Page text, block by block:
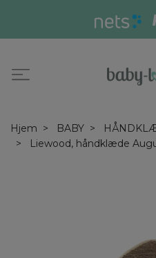
Hjem BABY
Liewood, håndklæde